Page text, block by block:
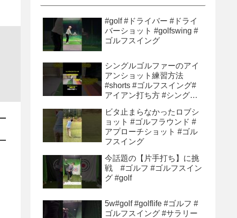
#golf #ドライバー #ドライ
バーショット #golfswing #
ゴルフスイング
シングルゴルファーのアイ
アンショット練習方法
#shorts #ゴルフスイング#
アイアン打ち方 #シングル
ゴルフ練習方法
ビタ止まらなかったロブシ
ョット #ゴルフラウンド #
アプローチショット #ゴル
フスイング
今話題の【片手打ち】に挑
戦 #ゴルフ #ゴルフスイン
グ #golf
5w#golf #golflife #ゴルフ #
ゴルフスイング #サラリー